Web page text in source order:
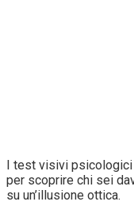
I test visivi
per scoprire chi sei
su un’illusione ottica.